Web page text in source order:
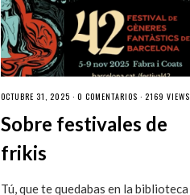
OCTUBRE 31, 2025 · 0 COMENTARIOS · 2169 VIEWS
Sobre festivales de
frikis
Tú, que te quedabas en la biblioteca